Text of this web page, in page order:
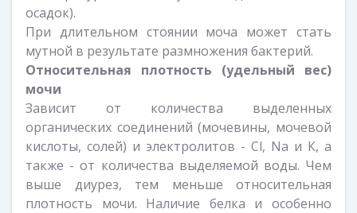
осадок).
При длительном стоянии моча может стать
мутной в результате размножения бактерий.
Относительная плотность (удельный вес)
мочи
Зависит от количества выделенных
органических соединений (мочевины, мочевой
кислоты, солей) и электролитов - Cl, Na и К, а
также - от количества выделяемой воды. Чем
выше диурез, тем меньше относительная
плотность мочи. Наличие белка и особенно